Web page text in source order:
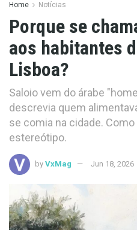
Home Notícias
Porque se
aos habitantes
Lisboa?
Saloio vem do árabe
descrevia quem
se comia na cidade.
estereótipo.
by VxMag Jun 18, 2026